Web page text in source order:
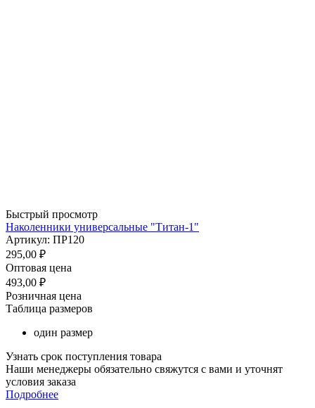
Быстрый просмотр
Наколенники универсальные "Титан-1"
Артикул: ПР120
295,00 ₽
Оптовая цена
493,00 ₽
Розничная цена
Таблица размеров
один размер
Узнать срок поступления товара
Наши менеджеры обязательно свяжутся с вами и уточнят
условия заказа
Подробнее